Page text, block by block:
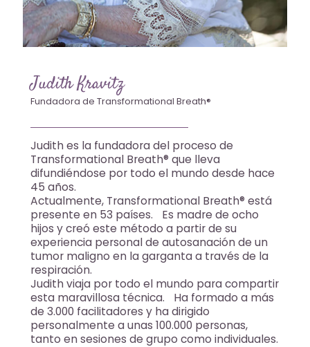
Judith Kravitz
Fundadora de Transformational Breath®
Judith es la fundadora del proceso de
Transformational Breath®️ que lleva
difundiéndose por todo el mundo desde hace
45 años.
Actualmente, Transformational Breath® está
presente en 53 países. Es madre de ocho
hijos y creó este método a partir de su
experiencia personal de autosanación de un
tumor maligno en la garganta a través de la
respiración.
Judith viaja por todo el mundo para compartir
esta maravillosa técnica. Ha formado a más
de 3.000 facilitadores y ha dirigido
personalmente a unas 100.000 personas,
tanto en sesiones de grupo como individuales.